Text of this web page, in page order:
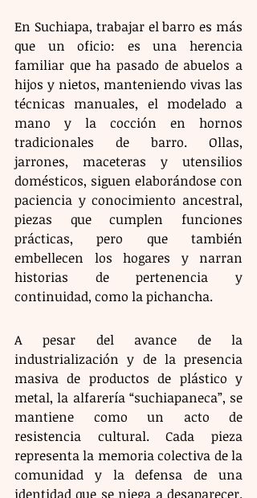
En Suchiapa, trabajar el barro es más
que un oficio: es una herencia
familiar que ha pasado de abuelos a
hijos y nietos, manteniendo vivas las
técnicas manuales, el modelado a
mano y la cocción en hornos
tradicionales de barro. Ollas,
jarrones, maceteras y utensilios
domésticos, siguen elaborándose con
paciencia y conocimiento ancestral,
piezas que cumplen funciones
prácticas, pero que también
embellecen los hogares y narran
historias de pertenencia y
continuidad, como la pichancha.
A pesar del avance de la
industrialización y de la presencia
masiva de productos de plástico y
metal, la alfarería “suchiapaneca”, se
mantiene como un acto de
resistencia cultural. Cada pieza
representa la memoria colectiva de la
comunidad y la defensa de una
identidad que se niega a desaparecer.